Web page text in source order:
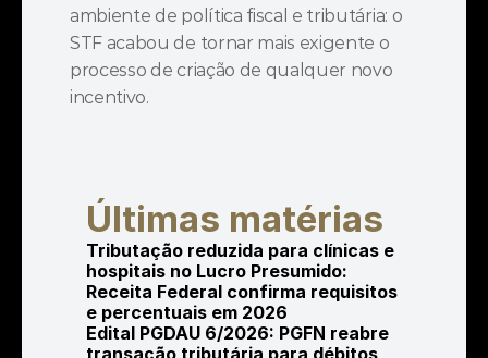
ambiente de política fiscal e tributária: o
STF acabou de tornar mais exigente o
processo de criação de qualquer novo
incentivo.
Últimas matérias
Tributação reduzida para clínicas e
hospitais no Lucro Presumido:
Receita Federal confirma requisitos
e percentuais em 2026
Edital PGDAU 6/2026: PGFN reabre
transação tributária para débitos